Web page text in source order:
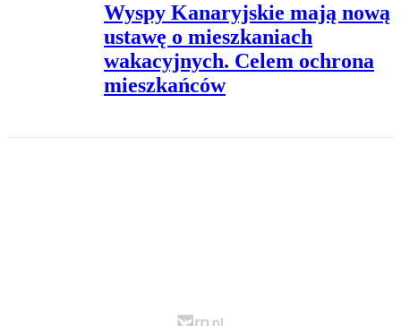
Wyspy Kanaryjskie mają nową
ustawę o mieszkaniach
wakacyjnych. Celem ochrona
mieszkańców